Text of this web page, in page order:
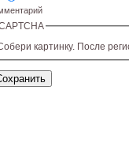
картинку. После